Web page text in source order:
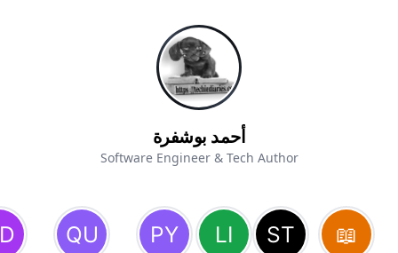
AHMED BOUCHEFRA
أحمد بوشفرة
Software Engineer & Tech Author